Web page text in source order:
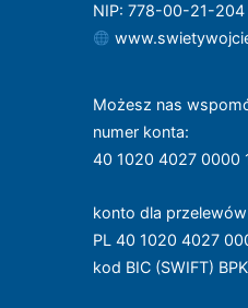
NIP: 778-00-21-204
Możesz nas
numer konta:
40 1020 4027 0000
konto dla
PL 40 1020 4027
kod BIC (SWIFT)